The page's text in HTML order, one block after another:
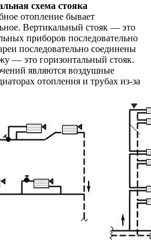
схема стояка
отопление бывает
Вертикальный стояк — это
приборов последовательно
последовательно соединены
— это горизонтальный стояк.
являются воздушные
отопления и трубах из-за